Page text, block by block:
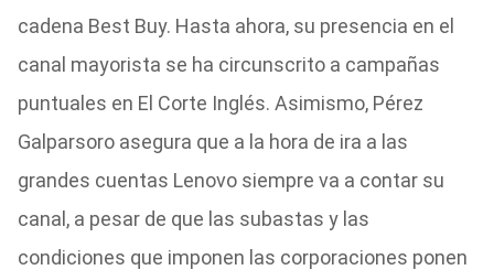
cadena Best Buy. Hasta ahora, su presencia en el
canal mayorista se ha circunscrito a campañas
puntuales en El Corte Inglés. Asimismo, Pérez
Galparsoro asegura que a la hora de ira a las
grandes cuentas Lenovo siempre va a contar su
canal, a pesar de que las subastas y las
condiciones que imponen las corporaciones ponen